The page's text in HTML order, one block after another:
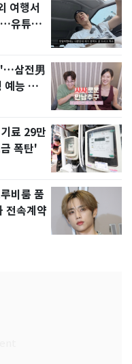
여행서
유튜브
삼전男
능 화
료 29만
폭탄'
비룸 품
전속계약